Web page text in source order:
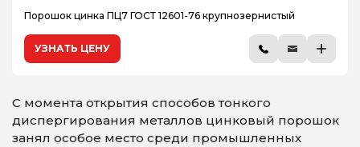
Порошок цинка ПЦ7 ГОСТ 12601-76 крупнозернистый
УЗНАТЬ ЦЕНУ
С момента открытия способов тонкого
диспергирования металлов цинковый порошок
занял особое место среди промышленных